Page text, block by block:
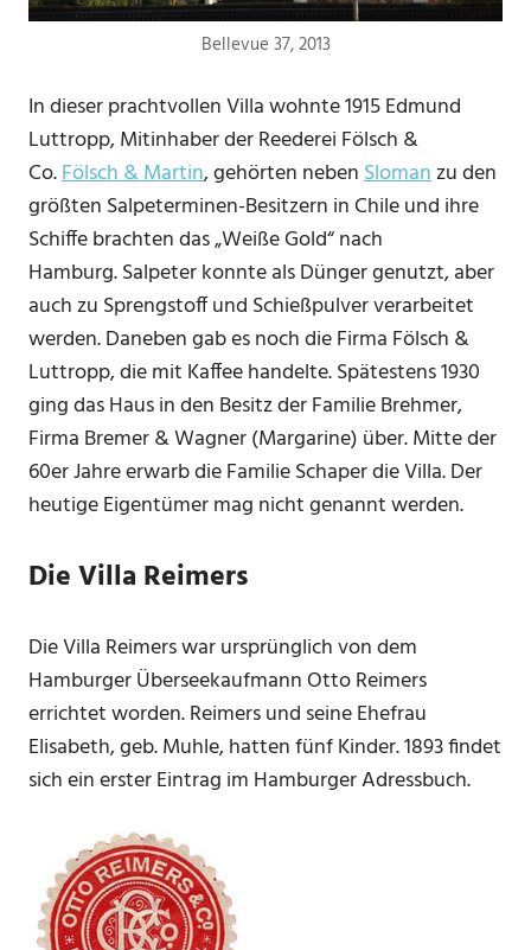
Bellevue 37, 2013
In dieser prachtvollen Villa wohnte 1915 Edmund
Luttropp, Mitinhaber der Reederei Fölsch &
Co.Fölsch & Martin, gehörten nebenSlomanzu den
größten Salpeterminen-Besitzern in Chile und ihre
Schiffe brachten das „Weiße Gold“ nach
Hamburg. Salpeter konnte als Dünger genutzt, aber
auch zu Sprengstoff und Schießpulver verarbeitet
werden. Daneben gab es noch die Firma Fölsch &
Luttropp, die mit Kaffee handelte. Spätestens 1930
ging das Haus in den Besitz der Familie Brehmer,
Firma Bremer & Wagner (Margarine) über. Mitte der
60er Jahre erwarb die Familie Schaper die Villa. Der
heutige Eigentümer mag nicht genannt werden.
Die Villa Reimers
Die Villa Reimers war ursprünglich von dem
Hamburger Überseekaufmann Otto Reimers
errichtet worden. Reimers und seine Ehefrau
Elisabeth, geb. Muhle, hatten fünf Kinder. 1893 findet
sich ein erster Eintrag im Hamburger Adressbuch.